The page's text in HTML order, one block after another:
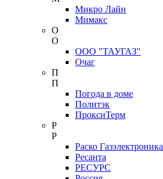
Микро Лайн
Мимакс
О
О
ООО "ТАУГАЗ"
Очаг
П
П
Погода в доме
Политэк
ПроксиТерм
Р
Р
Раско Газэлектроника
Ресанта
РЕСУРС